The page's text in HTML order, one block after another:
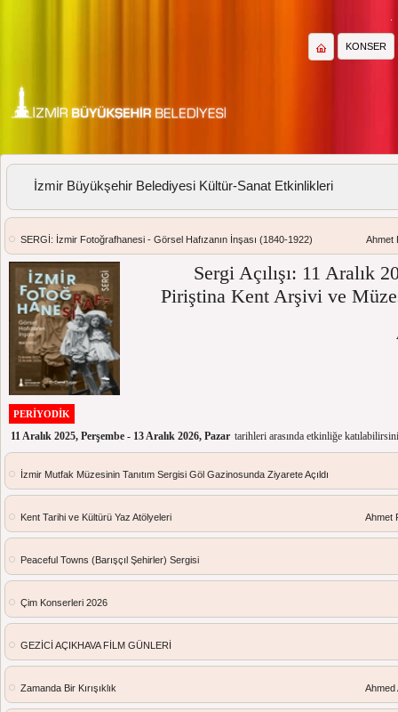
KONSER
İzmir Büyükşehir Belediyesi Kültür-Sanat Etkinlikleri
SERGİ: İzmir Fotoğrafhanesi - Görsel Hafızanın İnşası (1840-1922) Ahmet
Sergi Açılışı: 11 Aralık
Piriştina Kent Arşivi ve
PERİYODİK
11 Aralık 2025, Perşembe - 13 Aralık 2026, Pazar tarihleri arasında etkinliğe
İzmir Mutfak Müzesinin Tanıtım Sergisi Göl Gazinosunda Ziyarete Açıldı
Kent Tarihi ve Kültürü Yaz Atölyeleri Ahmet
Peaceful Towns (Barışçıl Şehirler) Sergisi
Çim Konserleri 2026
GEZİCİ AÇIKHAVA FİLM GÜNLERİ
Zamanda Bir Kırışıklık Ahmed